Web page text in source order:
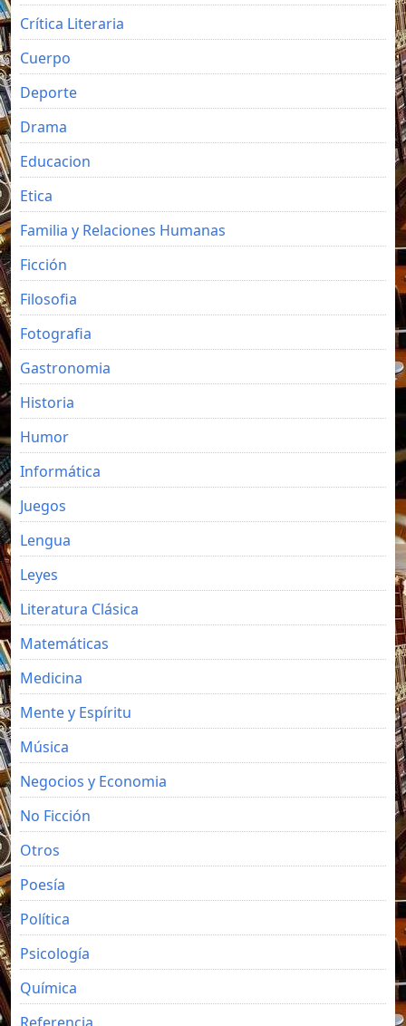
Crítica Literaria
Cuerpo
Deporte
Drama
Educacion
Etica
Familia y Relaciones Humanas
Ficción
Filosofia
Fotografia
Gastronomia
Historia
Humor
Informática
Juegos
Lengua
Leyes
Literatura Clásica
Matemáticas
Medicina
Mente y Espíritu
Música
Negocios y Economia
No Ficción
Otros
Poesía
Política
Psicología
Química